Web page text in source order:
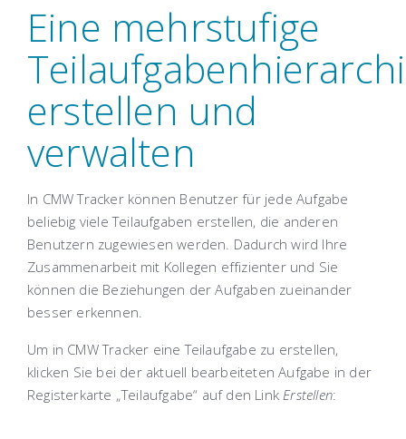
Eine mehrstufige
erstellen und
verwalten
In CMW Tracker können Benutzer für jede Aufgabe
beliebig viele Teilaufgaben erstellen, die anderen
Benutzern zugewiesen werden. Dadurch wird Ihre
Zusammenarbeit mit Kollegen effizienter und Sie
können die Beziehungen der Aufgaben zueinander
besser erkennen.
Um in CMW Tracker eine Teilaufgabe zu erstellen,
klicken Sie bei der aktuell bearbeiteten Aufgabe in der
Registerkarte „Teilaufgabe“ auf den LinkErstellen: